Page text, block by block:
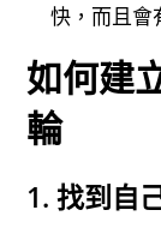
快，而且會
如何建
輪
1. 找到自